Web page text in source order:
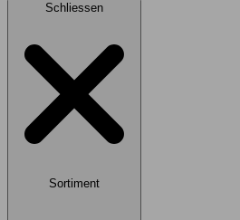
Schliessen
Sortiment